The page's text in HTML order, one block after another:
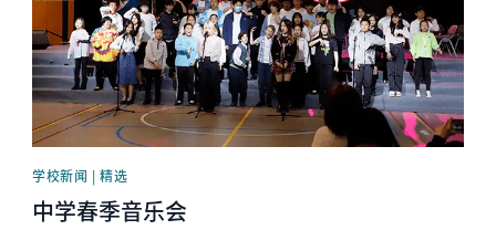
学校新闻 | 精选
中学春季音乐会